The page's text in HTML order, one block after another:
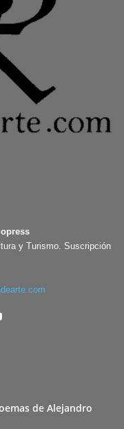
y Turismo. Suscripción
de Alejandro